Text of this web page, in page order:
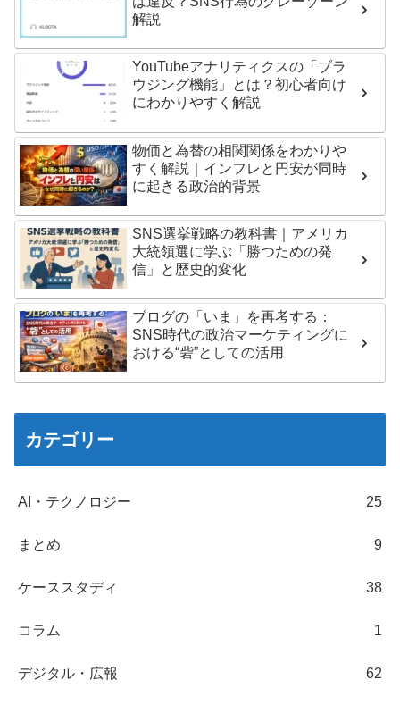
解説
YouTubeアナリティクスの「ブラ
ウジング機能」とは？初心者向け
にわかりやすく解説
物価と為替の相関関係をわかりや
すく解説｜インフレと円安が同時
に起きる政治的背景
SNS選挙戦略の教科書｜アメリカ
大統領選に学ぶ「勝つための発
信」と歴史的変化
ブログの「いま」を再考する：
SNS時代の政治マーケティングに
おける“砦”としての活用
カテゴリー
AI・テクノロジー 25
まとめ 9
ケーススタディ 38
コラム 1
デジタル・広報 62